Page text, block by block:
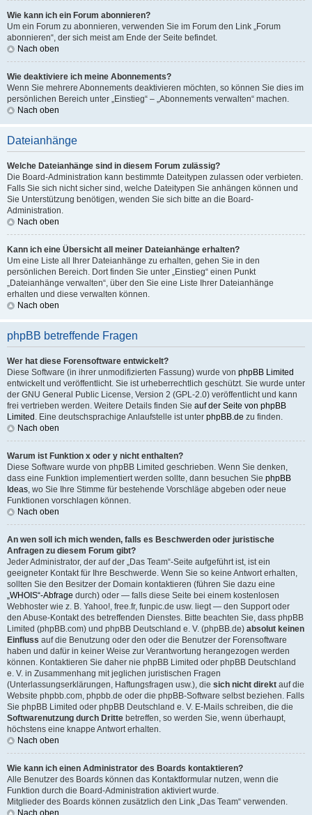
Wie kann ich ein Forum abonnieren?
Um ein Forum zu abonnieren, verwenden Sie im Forum den Link „Forum
abonnieren“, der sich meist am Ende der Seite befindet.
Nach oben
Wie deaktiviere ich meine Abonnements?
Wenn Sie mehrere Abonnements deaktivieren möchten, so können Sie dies im
persönlichen Bereich unter „Einstieg“ – „Abonnements verwalten“ machen.
Nach oben
Dateianhänge
Welche Dateianhänge sind in diesem Forum zulässig?
Die Board-Administration kann bestimmte Dateitypen zulassen oder verbieten.
Falls Sie sich nicht sicher sind, welche Dateitypen Sie anhängen können und
Sie Unterstützung benötigen, wenden Sie sich bitte an die Board-
Administration.
Nach oben
Kann ich eine Übersicht all meiner Dateianhänge erhalten?
Um eine Liste all Ihrer Dateianhänge zu erhalten, gehen Sie in den
persönlichen Bereich. Dort finden Sie unter „Einstieg“ einen Punkt
„Dateianhänge verwalten“, über den Sie eine Liste Ihrer Dateianhänge
erhalten und diese verwalten können.
Nach oben
phpBB betreffende Fragen
Wer hat diese Forensoftware entwickelt?
Diese Software (in ihrer unmodifizierten Fassung) wurde von phpBB Limited
entwickelt und veröffentlicht. Sie ist urheberrechtlich geschützt. Sie wurde unter
der GNU General Public License, Version 2 (GPL-2.0) veröffentlicht und kann
frei vertrieben werden. Weitere Details finden Sie auf der Seite von phpBB
Limited . Eine deutschsprachige Anlaufstelle ist unter phpBB.de zu finden.
Nach oben
Warum ist Funktion x oder y nicht enthalten?
Diese Software wurde von phpBB Limited geschrieben. Wenn Sie denken,
dass eine Funktion implementiert werden sollte, dann besuchen Sie phpBB
Ideas, wo Sie Ihre Stimme für bestehende Vorschläge abgeben oder neue
Funktionen vorschlagen können.
Nach oben
An wen soll ich mich wenden, falls es Beschwerden oder juristische
Anfragen zu diesem Forum gibt?
Jeder Administrator, der auf der „Das Team“-Seite aufgeführt ist, ist ein
geeigneter Kontakt für Ihre Beschwerde. Wenn Sie so keine Antwort erhalten,
sollten Sie den Besitzer der Domain kontaktieren (führen Sie dazu eine
„WHOIS“-Abfrage durch) oder — falls diese Seite bei einem kostenlosen
Webhoster wie z. B. Yahoo!, free.fr, funpic.de usw. liegt — den Support oder
den Abuse-Kontakt des betreffenden Dienstes. Bitte beachten Sie, dass phpBB
Limited (phpBB.com) und phpBB Deutschland e. V. (phpBB.de) absolut keinen
Einfluss auf die Benutzung oder den oder die Benutzer der Forensoftware
haben und dafür in keiner Weise zur Verantwortung herangezogen werden
können. Kontaktieren Sie daher nie phpBB Limited oder phpBB Deutschland
e. V. in Zusammenhang mit jeglichen juristischen Fragen
(Unterlassungserklärungen, Haftungsfragen usw.), die sich nicht direkt auf die
Website phpbb.com, phpbb.de oder die phpBB-Software selbst beziehen. Falls
Sie phpBB Limited oder phpBB Deutschland e. V. E-Mails schreiben, die die
Softwarenutzung durch Dritte betreffen, so werden Sie, wenn überhaupt,
höchstens eine knappe Antwort erhalten.
Nach oben
Wie kann ich einen Administrator des Boards kontaktieren?
Alle Benutzer des Boards können das Kontaktformular nutzen, wenn die
Funktion durch die Board-Administration aktiviert wurde.
Mitglieder des Boards können zusätzlich den Link „Das Team“ verwenden.
Nach oben